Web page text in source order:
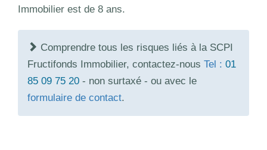
Immobilier est de 8 ans.
Comprendre tous les risques liés à la SCPI
Fructifonds Immobilier, contactez-nous Tel : 01
85 09 75 20 - non surtaxé - ou avec le
formulaire de contact.